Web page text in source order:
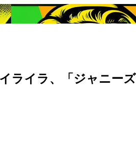
ライラ、「ジャニー